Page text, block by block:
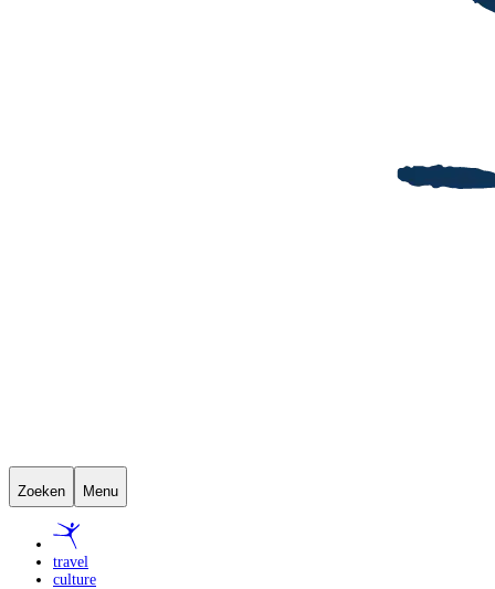
Zoeken Menu
travel
culture